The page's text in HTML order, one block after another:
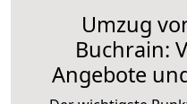
Umzug
Buchrain:
Angebote